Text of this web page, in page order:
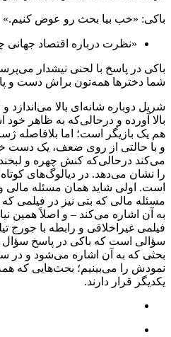
باکی: «خب بیا بحث رو عوض کنیم.»
«نظرت درباره اقتصاد جهانی
باکی در پاسخ با لحنی نیشدار
شما دخترها همه‌تون براش دست و
شریل دوباره شانه‌ای بالا می‌اندازد
بالا آورده و درحالی‌که به ظاهر خود
هم یک بازیگر است؛ اما بلافاصله
و با حالتی از روی ضعف، یک دست
می‌کند درحالی‌که کنش چهره‌ و
را نشان می‌دهد. در دیالوگ‌‌های
است. اولی شاید همان مسئله
مسئله مالی که بتی نیز در فیلمی
به آن اشاره می‌کند – و اصلاً همین
فیلمی غیراخلاقی و رابطه با جورج
سؤالی است که باکی در پاسخ سؤال
بحثی که به آن اشاره می‌شود و در
نمودش را می‌بینیم؛ بحث‌هایی که
یکدیگر قرار دارند.